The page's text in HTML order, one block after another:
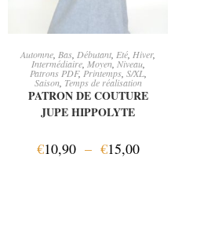
CHOIX DES OPTIONS
Automne Bas Débutant Eté Hiver,
Intermédiaire, Moyen, Niveau,
Patrons PDF,Printemps, S/XL,
Saison, Temps de réalisation
PATRON DE COUTURE
JUPE HIPPOLYTE
€10,90 – €15,00